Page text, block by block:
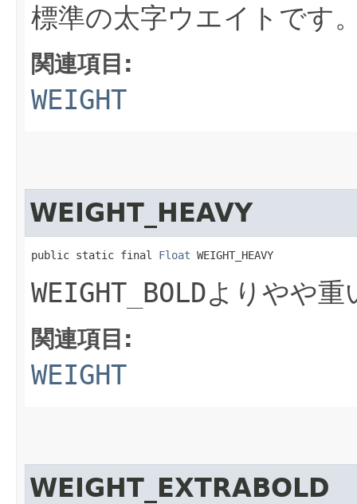
標準の太字ウエイトです
関連項目:
WEIGHT
WEIGHT_HEAVY
public static final Float WEIGHT_HEAVY
WEIGHT_BOLDよりやや重
関連項目:
WEIGHT
WEIGHT_EXTRABOLD